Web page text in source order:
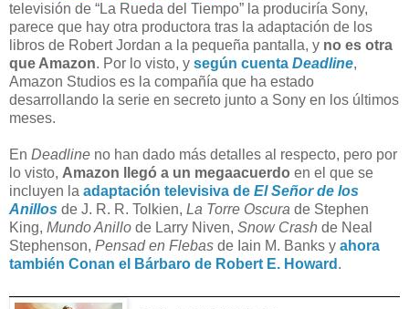
televisión de “La Rueda del Tiempo” la produciría Sony,
parece que hay otra productora tras la adaptación de los
libros de Robert Jordan a la pequeña pantalla, y no es otra
que Amazon. Por lo visto, y según cuenta Deadline,
Amazon Studios es la compañía que ha estado
desarrollando la serie en secreto junto a Sony en los últimos
meses.
En Deadline no han dado más detalles al respecto, pero por
lo visto, Amazon llegó a un megaacuerdo en el que se
incluyen la adaptación televisiva de El Señor de los
Anillos de J. R. R. Tolkien, La Torre Oscura de Stephen
King, Mundo Anillo de Larry Niven, Snow Crash de Neal
Stephenson, Pensad en Flebas de Iain M. Banks y ahora
también Conan el Bárbaro de Robert E. Howard .